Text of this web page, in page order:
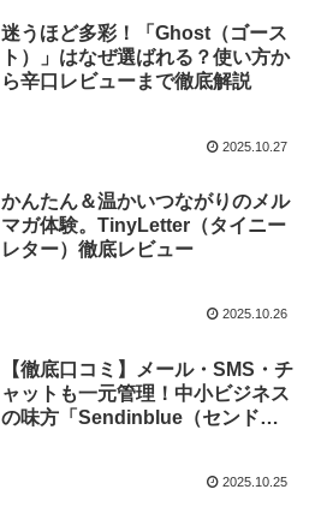
迷うほど多彩！「Ghost（ゴース
ト）」はなぜ選ばれる？使い方か
ら辛口レビューまで徹底解説
2025.10.27
かんたん＆温かいつながりのメル
マガ体験。TinyLetter（タイニー
レター）徹底レビュー
2025.10.26
【徹底口コミ】メール・SMS・チ
ャットも一元管理！中小ビジネス
の味方「Sendinblue（センドイ
2025.10.25